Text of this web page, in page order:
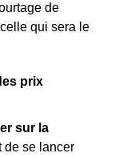
de
qui sera le
prix
sur la
de se lancer